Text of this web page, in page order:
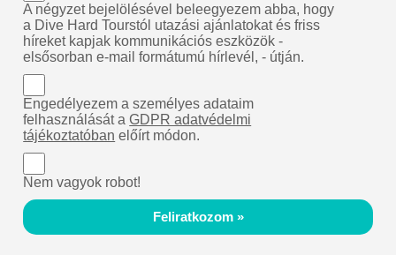
A négyzet bejelölésével beleegyezem abba, hogy
a Dive Hard Tourstól utazási ajánlatokat és friss
híreket kapjak kommunikációs eszközök -
elsősorban e-mail formátumú hírlevél, - útján.
Engedélyezem a személyes adataim
felhasználását aGDPR adatvédelmi
tájékoztatóban előírt módon.
Nem vagyok robot!
Feliratkozom »